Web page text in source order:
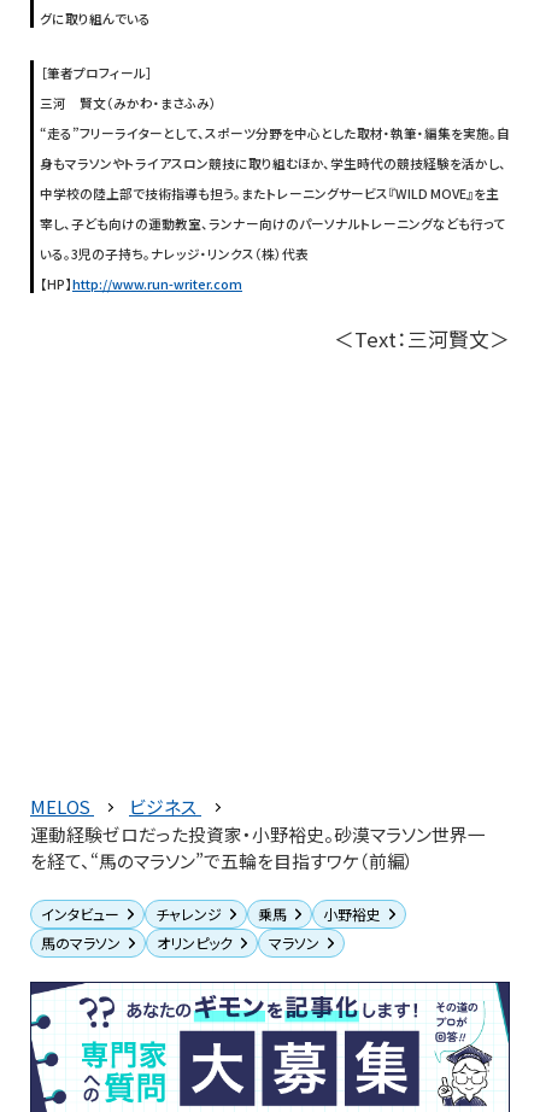
グに取り組んでいる
［筆者プロフィール］
三河 賢文（みかわ・まさふみ）
“走る”フリーライターとして、スポーツ分野を中心とした取材・執筆・編集を実施。自
身もマラソンやトライアスロン競技に取り組むほか、学生時代の競技経験を活かし、
中学校の陸上部で技術指導も担う。またトレーニングサービス『WILD MOVE』を主
宰し、子ども向けの運動教室、ランナー向けのパーソナルトレーニングなども行って
いる。3児の子持ち。ナレッジ・リンクス（株）代表
【HP】http://www.run-writer.com
＜Text：三河賢文＞
MELOS
ビジネス
運動経験ゼロだった投資家・小野裕史。砂漠マラソン世界一
を経て、“馬のマラソン”で五輪を目指すワケ（前編）
インタビュー チャレンジ 乗馬
小野裕史
馬のマラソン
オリンピック マラソン